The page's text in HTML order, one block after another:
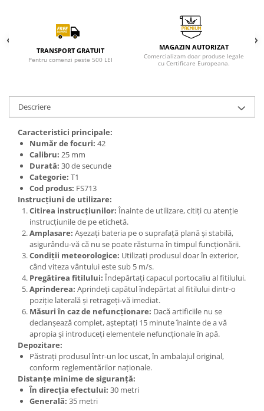
TRANSPORT GRATUIT
Pentru comenzi peste 500 LEI
MAGAZIN AUTORIZAT
Comercializam doar produse legale
cu Certificare Europeana.
Descriere
Caracteristici principale:
Număr de focuri: 42
Calibru: 25 mm
Durată: 30 de secunde
Categorie: T1
Cod produs: FS713
Instrucțiuni de utilizare:
Citirea instrucțiunilor: Înainte de utilizare, citiți cu atenție
instrucțiunile de pe etichetă.
Amplasare: Așezați bateria pe o suprafață plană și stabilă,
asigurându-vă că nu se poate răsturna în timpul funcționării.
Condiții meteorologice: Utilizați produsul doar în exterior,
când viteza vântului este sub 5 m/s.
Pregătirea fitilului: Îndepărtați capacul portocaliu al fitilului.
Aprinderea: Aprindeți capătul îndepărtat al fitilului dintr-o
poziție laterală și retrageți-vă imediat.
Măsuri în caz de nefuncționare: Dacă artificiile nu se
declanșează complet, așteptați 15 minute înainte de a vă
apropia și introduceți elementele nefuncționale în apă.
Depozitare:
Păstrați produsul într-un loc uscat, în ambalajul original,
conform reglementărilor naționale.
Distanțe minime de siguranță:
În direcția efectului: 30 metri
Generală: 35 metri